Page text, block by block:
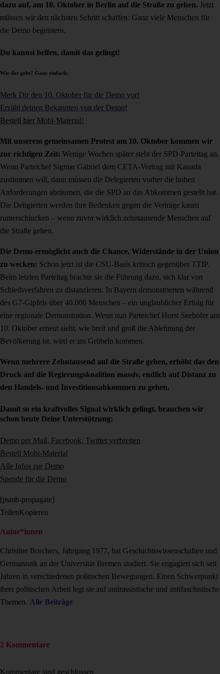
dazu auf, am 10. Oktober in Berlin auf die Straße zu gehen. Jetzt
müssen wir den nächsten Schritt schaffen: Ganz viele Menschen für
die Demo begeistern.
Du kannst helfen, damit das gelingt!
Wie das geht? Ganz einfach:
Merk Dir den 10. Oktober für die Demo vor!
Erzähl deinen Bekannten von der Demo!
Bestell hier Mobi-Material!
Mit unserem gemeinsamen Protest am 10. Oktober kommen wir
zur richtigen Zeit: Wenige Wochen später steht der SPD-Parteitag an.
Wenn Parteichef Sigmar Gabriel dem CETA-Vertrag mit Kanada
zustimmen will, dann müssen die Delegierten vorher die hohen
Anforderungen abräumen, die die SPD an das Abkommen gestellt hat.
Die Deligierten werden ihre Bedenken gegen die Verträge kaum
runterschlucken – wenn zuvor wirklich zehntausende Menschen auf
die Straße gehen.
Die Demo ermöglicht auch die Chance, Widerstände in der Union
zu wecken: Schon jetzt ist die CSU-Basis kritisch gegenüber TTIP.
Beim letzten Parteitag brachte sie die Führung dazu, sich klar von
Schiedsverfahren zu distanzieren. In Bayern demonstrierten während
des G7-Gipfels über 40.000 Menschen – ein unglaublicher Erfolg für
eine regionale Demonstration. Wenn nun Parteichef Horst Seehofer am
10. Oktober erneut sieht, wie breit und groß die Ablehnung der
Bevölkerung ist, wird er ins Grübeln kommen.
Wenn mehrere Zehntausend auf die Straße gehen, erhöht das den
Druck auf die Regierungskoalition massiv, endlich auf Distanz zu
den Handels- und Investitionsabkommen zu gehen.
Damit so ein kraftvolles Signal wirklich gelingt, brauchen wir
schon heute Deine Unterstützung:
Demo per Mail, Facebook, Twitter verbreiten
Bestell Mobi-Material
Alle Infos zur Demo
Spende für die Demo
[psmb-propagate]
TeilenKopieren
Autor*innen
Christine Borchers, Jahrgang 1977, hat Geschichtswissenschaften und
Germanistik an der Universität Bremen studiert. Sie engagiert sich seit
Jahren in verschiedenen politischen Bewegungen. Einen Schwerpunkt
ihrer politischen Arbeit legt sie auf antirassistische und antifaschistische
Themen. Alle Beiträge
2 Kommentare
Kommentare sind geschlossen